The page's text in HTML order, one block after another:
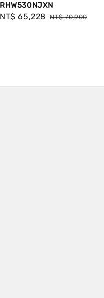
RHW530NJXN
Sale
NT$ 65,228 Regular
NT$ 70,900